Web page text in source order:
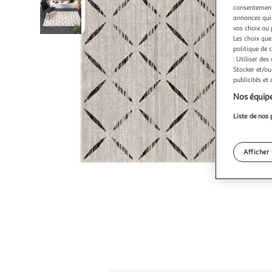
annonces
vos choix ou
Les choix
politique de
: Utiliser des
Stocker et/
publicités et
Nos
Liste de nos
Afficher